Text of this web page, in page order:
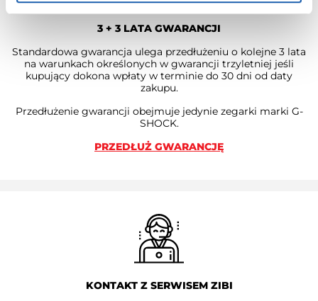
3 + 3 LATA GWARANCJI
Standardowa gwarancja ulega przedłużeniu o kolejne 3 lata
na warunkach określonych w gwarancji trzyletniej jeśli
kupujący dokona wpłaty w terminie do 30 dni od daty
zakupu.
Przedłużenie gwarancji obejmuje jedynie zegarki marki G-
SHOCK.
PRZEDŁUŻ GWARANCJĘ
KONTAKT Z SERWISEM ZIBI